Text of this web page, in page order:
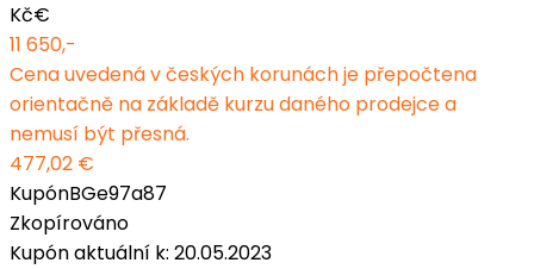
Kč€
11 650,-
Cena uvedená v českých korunách je přepočtena
orientačně na základě kurzu daného prodejce a
nemusí být přesná.
477,02 €
KupónBGe97a87
Zkopírováno
Kupón aktuální k: 20.05.2023